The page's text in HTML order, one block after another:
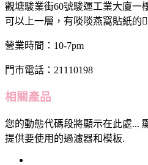
觀塘駿業街60號駿運工業大廈一
可以上一層，有啖啖燕窩貼紙的
營業時間：10-7pm
門市電話：21110198
相關產品
您的動態代碼段將顯示在此處...
提供要使用的過濾器和模板.